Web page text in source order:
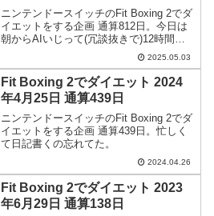
ニンテンドースイッチのFit Boxing 2でダ
イエットをする企画 通算812日。今日は
朝からAIいじって(冗談抜きで)12時間も
作業してました。もはや修行レベル。
2025.05.03
Fit Boxing 2でダイエット 2024
年4月25日 通算439日
ニンテンドースイッチのFit Boxing 2でダ
イエットをする企画 通算439日。忙しく
て日記書くの忘れてた。
2024.04.26
Fit Boxing 2でダイエット 2023
年6月29日 通算138日